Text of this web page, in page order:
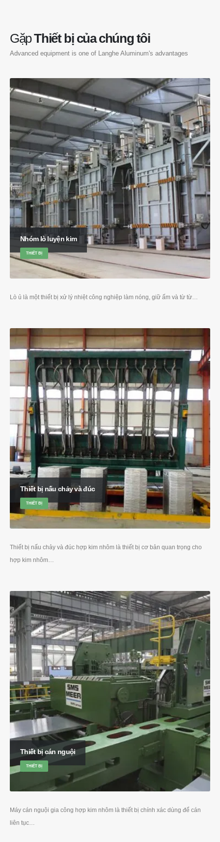
GặpThiết bị của chúng tôi
Advanced equipment is one of Langhe Aluminum's advantages
Nhóm lò luyện kim
THIẾT BỊ
Lò ủ là một thiết bị xử lý nhiệt công nghiệp làm nóng, giữ ấm và từ từ…
Thiết bị nấu chảy và đúc
THIẾT BỊ
Thiết bị nấu chảy và đúc hợp kim nhôm là thiết bị cơ bản quan trọng cho
hợp kim nhôm…
Thiết bị cán nguội
THIẾT BỊ
Máy cán nguội gia công hợp kim nhôm là thiết bị chính xác dùng để cán
liên tục…